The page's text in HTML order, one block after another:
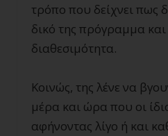
τρόπο που δείχνει πως
δικό της πρόγραμμα και
διαθεσιμότητα.
Κοινώς, της λένε να
μέρα και ώρα που οι
αφήνοντας λίγο ή και